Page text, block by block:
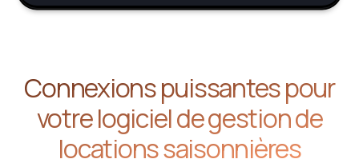
Connexions puissantes pour
votre logiciel de gestion de
locations saisonnières